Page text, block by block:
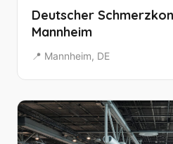
Deutscher
Mannheim
📍 Mannheim, DE